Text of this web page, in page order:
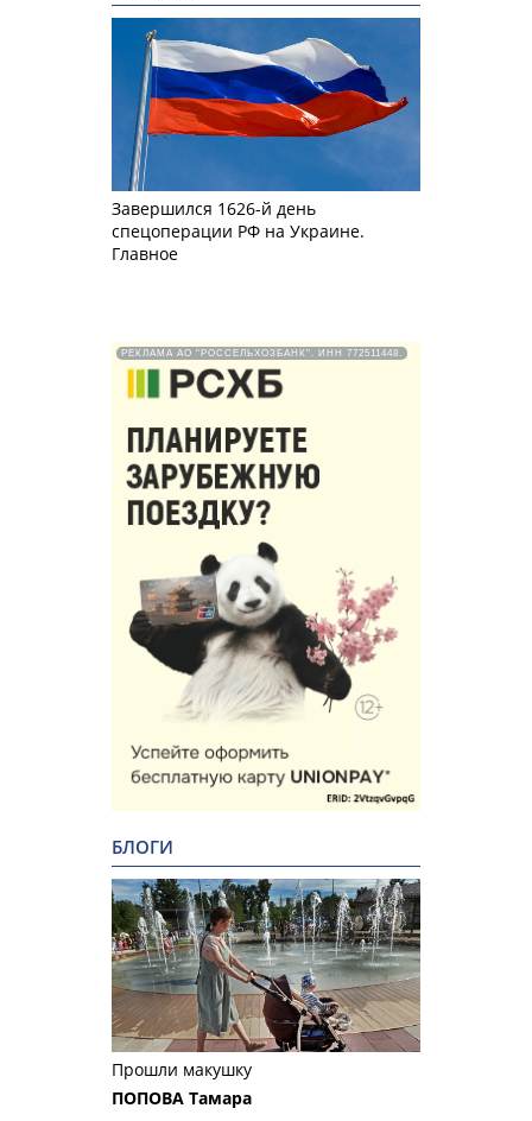
Завершился 1626-й день
спецоперации РФ на Украине.
Главное
РЕКЛАМА АО "РОССЕЛЬХОЗБАНК". ИНН 772511448.
БЛОГИ
Прошли макушку
ПОПОВА Тамара